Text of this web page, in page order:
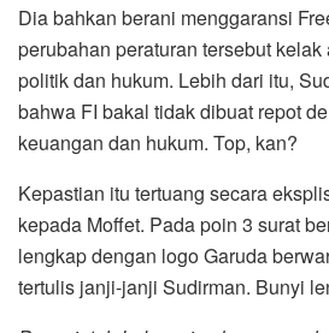
Dia bahkan berani menggaransi
perubahan peraturan tersebut
politik dan hukum. Lebih dari itu,
bahwa FI bakal tidak dibuat repot
keuangan dan hukum. Top, kan?
Kepastian itu tertuang secara
kepada Moffet. Pada poin 3 surat
lengkap dengan logo Garuda
tertulis janji-janji Sudirman. Bunyi